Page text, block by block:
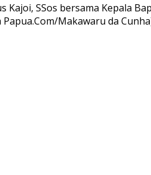
Kajoi, SSos bersama Kepala
Makawaru da